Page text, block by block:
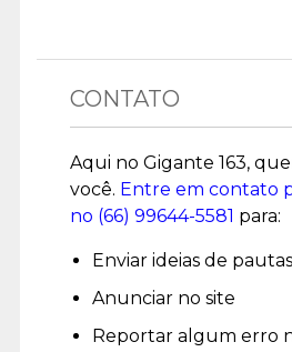
CONTATO
Aqui no Gigante 163,
você. Entre em contato
no (66) 99644-5581 para:
Enviar ideias de
Anunciar no site
Reportar algum erro